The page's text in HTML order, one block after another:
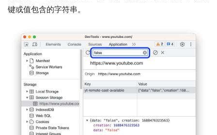
键或值包含的字符串。